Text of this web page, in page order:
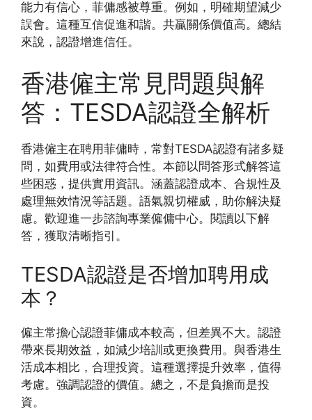
能力有信心，菲傭感被尊重。例如，明確期望減少
誤會。這種互信促進和諧。共贏關係價值高。總結
來說，認證增進信任。
香港僱主常見問題與解
答：TESDA認證全解析
香港僱主在聘用菲傭時，常對TESDA認證有諸多疑
問，如費用或法律符合性。本節以問答形式解答這
些困惑，提供實用資訊。涵蓋認證成本、合規性及
處理無效情況等話題。語氣親切權威，助你解決疑
慮。歡迎進一步諮詢專業僱傭中心。閱讀以下解
答，獲取清晰指引。
TESDA認證是否增加聘用成
本？
僱主常擔心認證菲傭成本較高，但差異不大。認證
帶來長期效益，如減少培訓或更換費用。與香港生
活成本相比，合理投資。這種選擇提升效率，值得
考慮。強調認證的價值。總之，不是負擔而是投
資。